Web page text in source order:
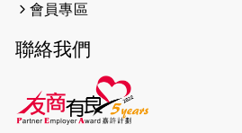
2024-09-30
障等人士入場試玩
會員專區
聯絡我們